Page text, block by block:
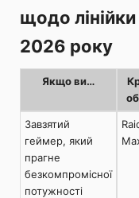
щодо лінійки
2026 року
Якщо ви…
Завзятий
геймер, який
прагне
безкомпромісної
потужності